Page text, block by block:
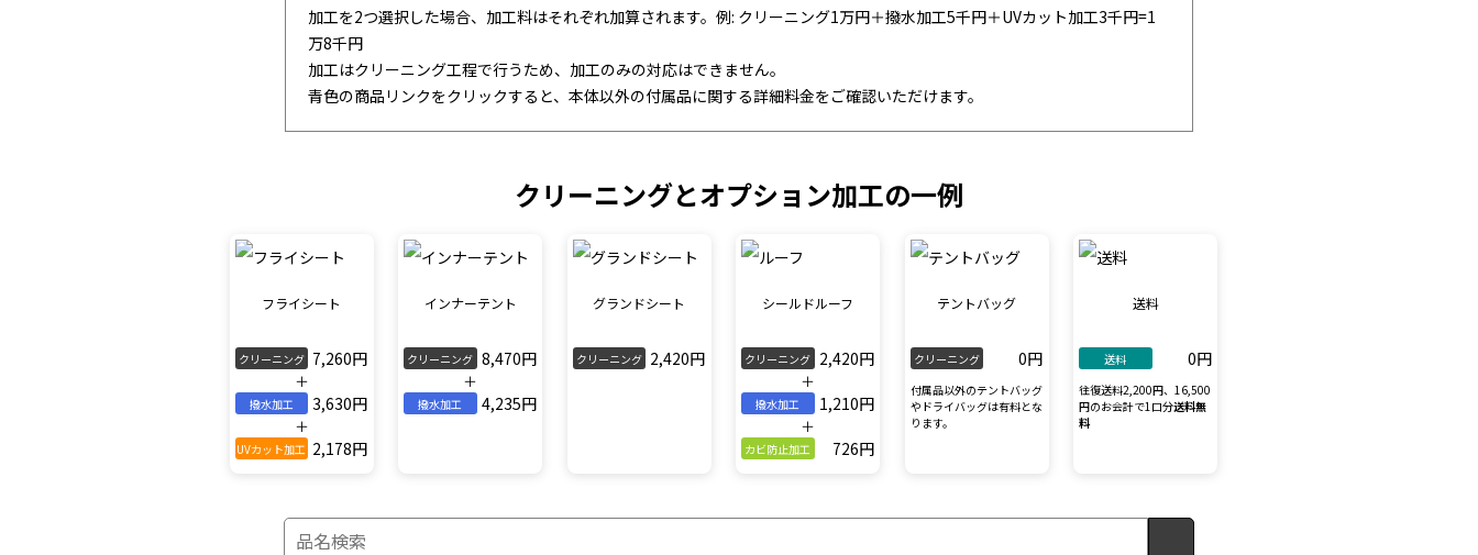
加工を2つ選択した場合、加工料はそれぞれ加算されます。例: クリーニング1万円＋撥水加工5千円＋UVカット加工3千円=1
万8千円
加工はクリーニング工程で行うため、加工のみの対応はできません。
青色の商品リンクをクリックすると、本体以外の付属品に関する詳細料金をご確認いただけます。
クリーニングとオプション加工の一例
フライシート
クリーニング 7,260円
＋
撥水加工 3,630円
＋
UVカット加工 2,178円
インナーテント
クリーニング 8,470円
＋
撥水加工 4,235円
グランドシート
クリーニング 2,420円
シールドルーフ
クリーニング 2,420円
＋
撥水加工 1,210円
＋
カビ防止加工 726円
テントバッグ
クリーニング 0円
付属品以外のテントバッグ
やドライバッグは有料とな
ります。
送料
送料 0円
往復送料2,200円、16,500
円のお会計で1口分送料無
料